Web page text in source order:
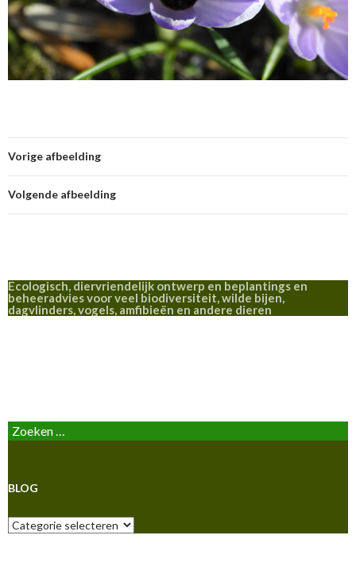
Vorige afbeelding
Volgende afbeelding
Ecologisch, diervriendelijk ontwerp en beplantings en
beheeradvies voor veel biodiversiteit, wilde bijen,
dagvlinders, vogels, amfibieën en andere dieren
Zoeken
naar:
BLOG
Blog